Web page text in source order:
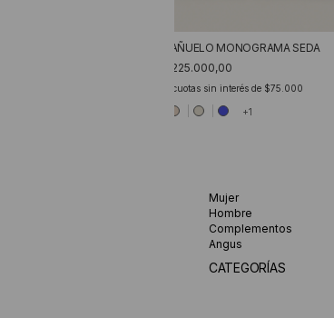
PAÑUELO MONOGRAMA SEDA
$225.000,00
cuotas sin interés de $75.000
+1
Mujer
Hombre
Complementos
Angus
CATEGORÍAS